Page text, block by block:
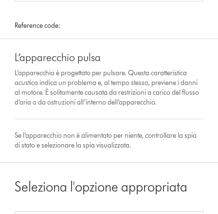
Reference code:
L’apparecchio pulsa
L’apparecchio è progettato per pulsare. Questa caratteristica
acustica indica un problema e, al tempo stesso, previene i danni
al motore. È solitamente causata da restrizioni a carico del flusso
d’aria o da ostruzioni all’interno dell’apparecchio.
Se l’apparecchio non è alimentato per niente, controllare la spia
di stato e selezionare la spia visualizzata.
Seleziona l'opzione appropriata